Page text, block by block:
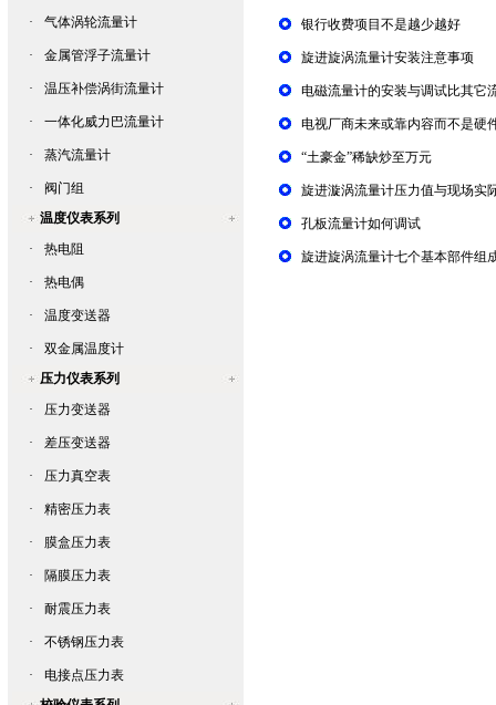
· 气体涡轮流量计
· 金属管浮子流量计
· 温压补偿涡街流量计
· 一体化威力巴流量计
· 蒸汽流量计
·
阀门组
温度仪表系列
·
热电阻
· 热电偶
· 温度变送器
·
双金属温度计
压力仪表系列
·
压力变送器
· 差压变送器
· 压力真空表
· 精密压力表
· 膜盒压力表
· 隔膜压力表
· 耐震压力表
· 不锈钢压力表
·
电接点压力表
银行收费项目不是越少越好
旋进旋涡流量计安装注意事项
电磁流量计的安装与调试比其它
电视厂商未来或靠内容而不是硬
“土豪金”稀缺炒至万元
旋进漩涡流量计压力值与现场实
孔板流量计如何调试
旋进旋涡流量计七个基本部件组